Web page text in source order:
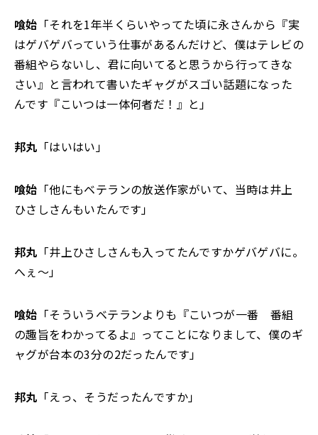
喰始 「それを1年半くらいやってた頃に永さんから『実
はゲバゲバっていう仕事があるんだけど、僕はテレビの
番組やらないし、君に向いてると思うから行ってきな
さい』と言われて書いたギャグがスゴい話題になった
んです『こいつは一体何者だ！』と」
邦丸 「はいはい」
喰始 「他にもベテランの放送作家がいて、当時は井上
ひさしさんもいたんです」
邦丸 「井上ひさしさんも入ってたんですかゲバゲバに。
へぇ～」
喰始 「そういうベテランよりも『こいつが一番 番組
の趣旨をわかってるよ』ってことになりまして、僕のギ
ャグが台本の3分の2だったんです」
邦丸 「えっ、そうだったんですか」